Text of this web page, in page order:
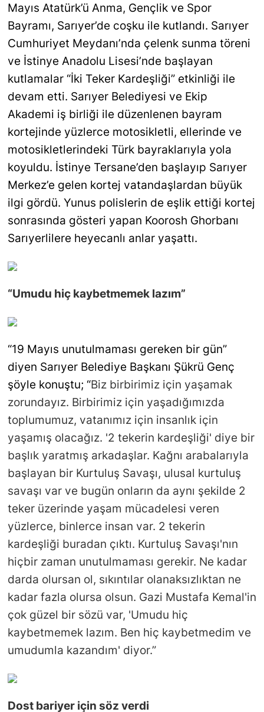
Mayıs Atatürk’ü Anma, Gençlik ve Spor
Bayramı, Sarıyer’de coşku ile kutlandı. Sarıyer
Cumhuriyet Meydanı’nda çelenk sunma töreni
ve İstinye Anadolu Lisesi’nde başlayan
kutlamalar “İki Teker Kardeşliği” etkinliği ile
devam etti. Sarıyer Belediyesi ve Ekip
Akademi iş birliği ile düzenlenen bayram
kortejinde yüzlerce motosikletli, ellerinde ve
motosikletlerindeki Türk bayraklarıyla yola
koyuldu. İstinye Tersane’den başlayıp Sarıyer
Merkez’e gelen kortej vatandaşlardan büyük
ilgi gördü. Yunus polislerin de eşlik ettiği kortej
sonrasında gösteri yapan Koorosh Ghorbanı
Sarıyerlilere heyecanlı anlar yaşattı.
“Umudu hiç kaybetmemek lazım”
“19 Mayıs unutulmaması gereken bir gün”
diyen Sarıyer Belediye Başkanı Şükrü Genç
şöyle konuştu; “Biz birbirimiz için yaşamak
zorundayız. Birbirimiz için yaşadığımızda
toplumumuz, vatanımız için insanlık için
yaşamış olacağız. '2 tekerin kardeşliği' diye bir
başlık yaratmış arkadaşlar. Kağnı arabalarıyla
başlayan bir Kurtuluş Savaşı, ulusal kurtuluş
savaşı var ve bugün onların da aynı şekilde 2
teker üzerinde yaşam mücadelesi veren
yüzlerce, binlerce insan var. 2 tekerin
kardeşliği buradan çıktı. Kurtuluş Savaşı'nın
hiçbir zaman unutulmaması gerekir. Ne kadar
darda olursan ol, sıkıntılar olanaksızlıktan ne
kadar fazla olursa olsun. Gazi Mustafa Kemal'in
çok güzel bir sözü var, 'Umudu hiç
kaybetmemek lazım. Ben hiç kaybetmedim ve
umudumla kazandım' diyor.”
Dost bariyer için söz verdi